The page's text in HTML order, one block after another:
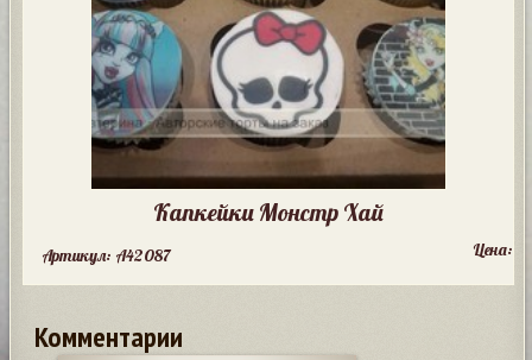
Капкейки Монстр Хай
Артикул: A42087 Цена:
Комментарии